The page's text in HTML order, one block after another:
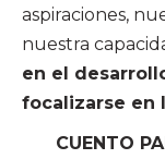
aspiraciones,
nuestra
en el
focalizarse en
CUENTO